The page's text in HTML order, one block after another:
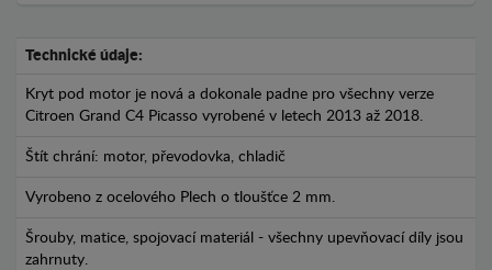
Technické údaje:
Kryt pod motor je nová a dokonale padne pro všechny verze
Citroen Grand C4 Picasso vyrobené v letech 2013 až 2018.
Štít chrání: motor, převodovka, chladič
Vyrobeno z ocelového Plech o tloušťce 2 mm.
Šrouby, matice, spojovací materiál - všechny upevňovací díly jsou
zahrnuty.